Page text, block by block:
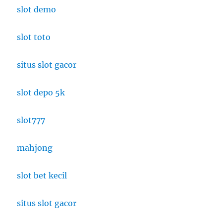
slot demo
slot toto
situs slot gacor
slot depo 5k
slot777
mahjong
slot bet kecil
situs slot gacor